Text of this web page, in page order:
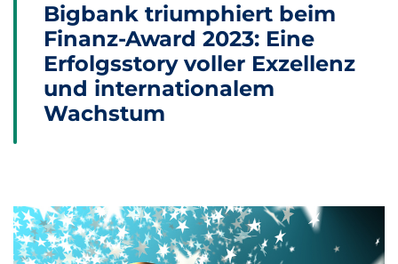
Bigbank triumphiert beim
Finanz-Award 2023: Eine
Erfolgsstory voller Exzellenz
und internationalem
Wachstum